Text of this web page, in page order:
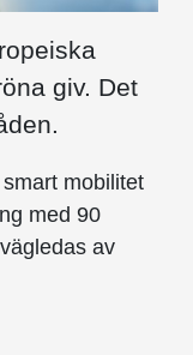
giv. Det
mobilitet
med 90
av